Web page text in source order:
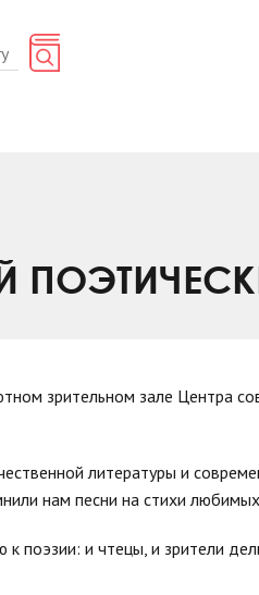
зрительном зале Центра
литературы и
нам песни на стихи
к поэзии: и чтецы, и зрители